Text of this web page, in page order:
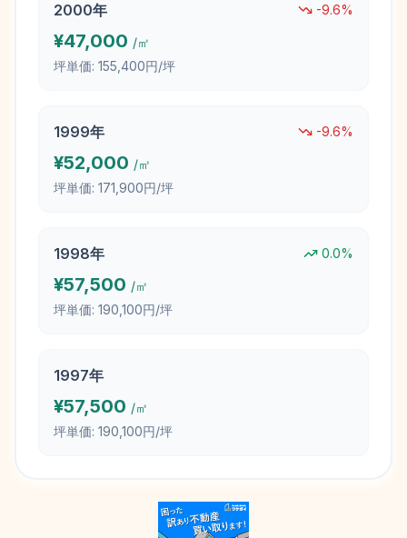
2000年 -9.6%
¥47,000 /㎡
坪単価: 155,400円/坪
1999年 -9.6%
¥52,000 /㎡
坪単価: 171,900円/坪
1998年 0.0%
¥57,500 /㎡
坪単価: 190,100円/坪
1997年
¥57,500 /㎡
坪単価: 190,100円/坪